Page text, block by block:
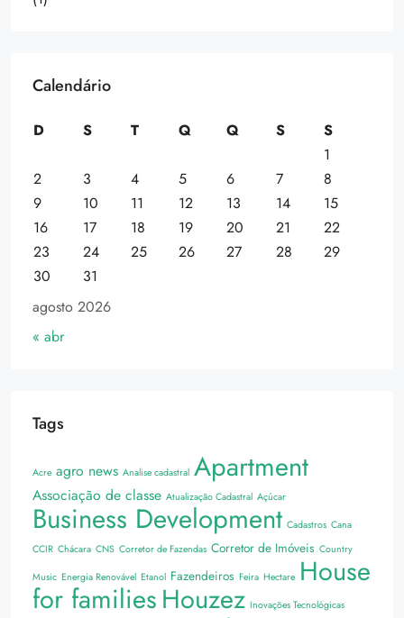
Calendário
agosto 2026
D S T Q Q S
S
1
2
3 4 5 6 7
8
9
10 11 12 13 14
15
16
17 18 19 20 21
22
23
24 25 26 27 28
29
30
31
« abr
Tags
Acre agro news Analise cadastral Apartment
Associação de classe Atualização Cadastral Açúcar
Business Development Cadastros Cana
CCIR Chácara CNS Corretor de Fazendas Corretor de Imóveis Country
Music Energia Renovável Etanol Fazendeiros Feira Hectare House
for familiesHouzez Inovações Tecnológicas